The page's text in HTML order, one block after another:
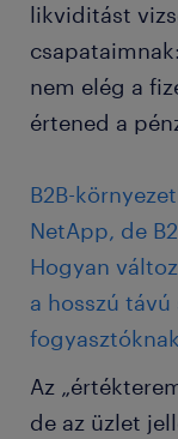
likviditást
nem elég a
értened a
B2B-
NetApp, de
Hogyan
a hosszú
Az
de az üzlet